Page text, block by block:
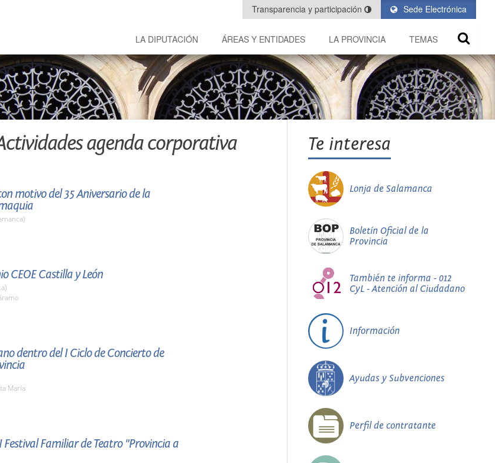
Sede Electrónica
Transparencia y participación
LA DIPUTACIÓN ÁREAS Y ENTIDADES LA PROVINCIA TEMAS
agenda corporativa
motivo del 35 Aniversario de la
CEOE Castilla y León
dentro del I Ciclo de Concierto de
María
Festival Familiar de Teatro "Provincia a
Te interesa
Lonja de Salamanca
Boletín Oficial de la
Provincia
También te informa - 012
CyL - Atención al Ciudadano
Información
Ayudas y Subvenciones
Perfil de contratante